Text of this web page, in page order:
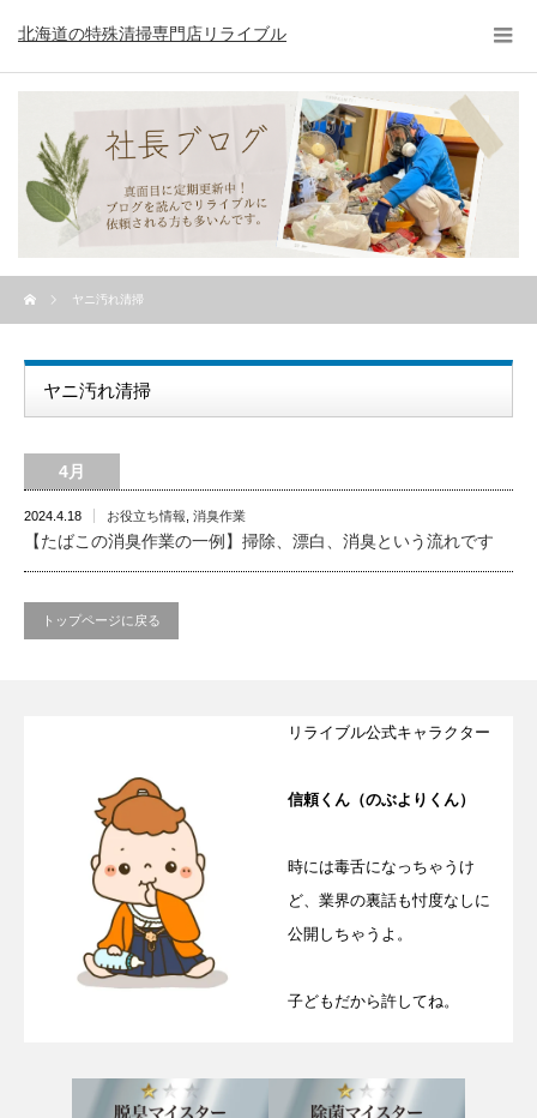
北海道の特殊清掃専門店リライブル
ヤニ汚れ清掃
ヤニ汚れ清掃
4月
2024.4.18 お役立ち情報 消臭作業
【たばこの消臭作業の一例】掃除、漂白、消臭という流れです
トップページに戻る
リライブル公式キャラクター
信頼くん（のぶよりくん）
時には毒舌になっちゃうけ
ど、業界の裏話も忖度なしに
公開しちゃうよ。
子どもだから許してね。